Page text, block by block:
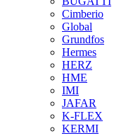
Cimberio
Global
Grundfos
Hermes
HERZ
HME
IMI
JAFAR
K-FLEX
KERMI